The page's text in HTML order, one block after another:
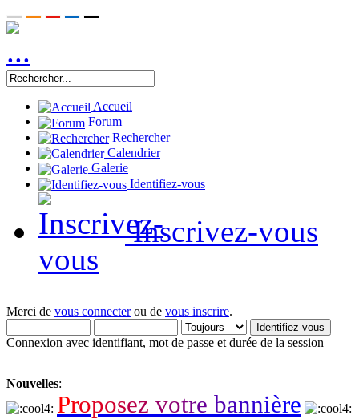
Accueil
Forum
Rechercher
Calendrier
Galerie
Identifiez-vous
Inscrivez-vous
Merci de vous connecterou de vous inscrire.
Connexion avec identifiant, mot de passe et durée de la session
Nouvelles:
Proposez votre bannière